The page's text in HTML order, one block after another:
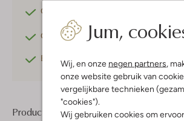
Jum,
Wij, en onze negen partners ,
onze website gebruik van
vergelijkbare technieken
"cookies").
Wij gebruiken cookies om
Gratis verzending
Gratis retourneren binnen 30 dagen*
Betaal achteraf
Product informatie